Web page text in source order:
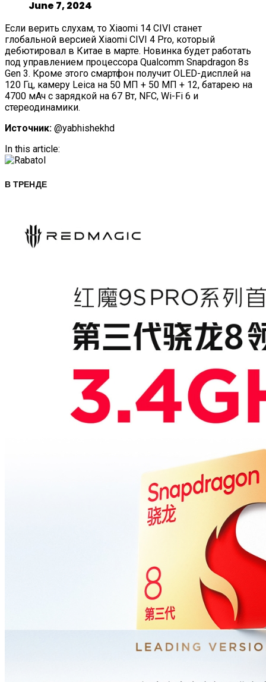
June 7, 2024
Если верить слухам, то Xiaomi 14 CIVI станет
глобальной версией Xiaomi CIVI 4 Pro, который
дебютировал в Китае в марте. Новинка будет работать
под управлением процессора Qualcomm Snapdragon 8s
Gen 3. Кроме этого смартфон получит OLED-дисплей на
120 Гц, камеру Leica на 50 МП + 50 МП + 12, батарею на
4700 мАч с зарядкой на 67 Вт, NFC, Wi-Fi 6 и
стереодинамики.
Источник: @yabhishekhd
In this article:
В ТРЕНДЕ